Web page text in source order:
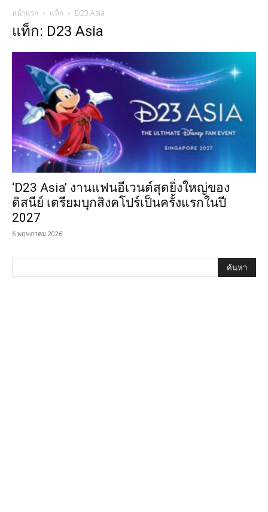
หน้าแรก แท็ก D23 Asia
แท็ก: D23 Asia
‘D23 Asia’ งานแฟนอีเวนต์สุดยิ่งใหญ่ของ
ดิสนีย์ เตรียมบุกสิงคโปร์เป็นครั้งแรกในปี
2027
6 พฤษภาคม 2026